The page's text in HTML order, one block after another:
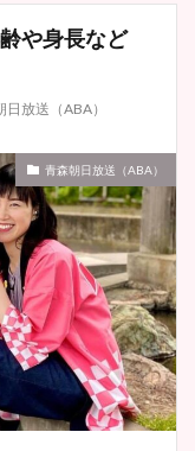
や身長など
日放送（ABA）
青森朝日放送（ABA）